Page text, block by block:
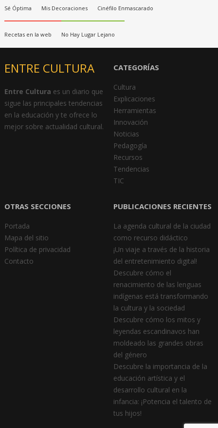
Sé Óptima Mis Decoraciones Cinéfilo Enmascarado
Recetas en la web No Hay Lugar Lejano
ENTRE CULTURA
Entre Cultura es un diario que
sigue las principales tendencias
en la educación y te ofrece lo
mejor sobre actualidad cultural.
CATEGORÍAS
Cultura
Explicaciones
Herramientas
Innovación
Noticias
Pedagogía
Recursos
Tendencias
TIC
OTRAS SECCIONES
Portada
Mapa del sitio
Política de privacidad
Contacto
PUBLICACIONES RECIENTES
La agenda cultural de la ciudad
como recurso didáctico
¡Un viaje a través de la historia
del entretenimiento digital!
Descubre cómo el
renacimiento de las lenguas
indígenas está transformando
la cultura y la sociedad
Descubre cómo los mitos y
leyendas escandinavos han
moldeado las grandes obras
del género
Descubre la importancia de la
educación artística y el
desarrollo cultural en la
infancia: ¡Potencia el talento de
tus hijos!